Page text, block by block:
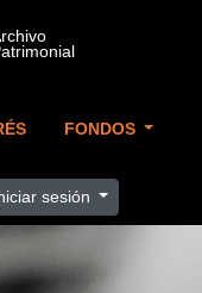
FONDOS
sesión